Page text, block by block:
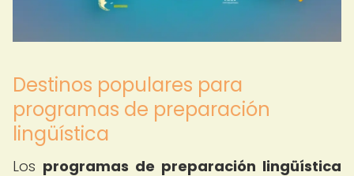
Destinos populares para
programas de preparación
lingüística
Los programas de preparación lingüística